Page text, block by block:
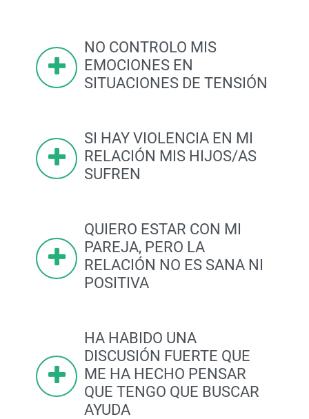
NO CONTROLO MIS
EMOCIONES EN
SITUACIONES DE TENSIÓN
SI HAY VIOLENCIA EN MI
RELACIÓN MIS HIJOS/AS
SUFREN
QUIERO ESTAR CON MI
PAREJA, PERO LA
RELACIÓN NO ES SANA NI
POSITIVA
HA HABIDO UNA
DISCUSIÓN FUERTE QUE
ME HA HECHO PENSAR
QUE TENGO QUE BUSCAR
AYUDA